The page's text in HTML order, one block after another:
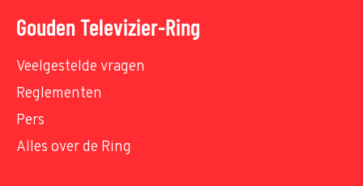
Gouden Televizier-Ring
Veelgestelde vragen
Reglementen
Pers
Alles over de Ring